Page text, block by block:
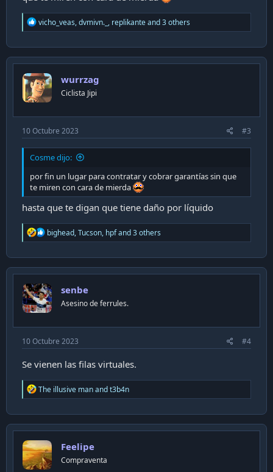
R
e
c
t
o
n
s
vicho_veas,dvmivn._ , replikanteand 3 others
wurrzag
Ciclista Jipi
10 Octubre 2023 #3
Cosme dijo:
por fin un lugar para contratar y cobrar garantías sin que
te miren con cara de mierda
hasta que te digan que tiene daño por líquido
R
e
c
t
o
n
s
bighead,Tucson, hpfand 3 others
senbe
Asesino de ferrules.
10 Octubre 2023 #4
Se vienen las filas virtuales.
R
e
c
t
o
n
s
The illusive manandt3b4n
Feelipe
Compraventa